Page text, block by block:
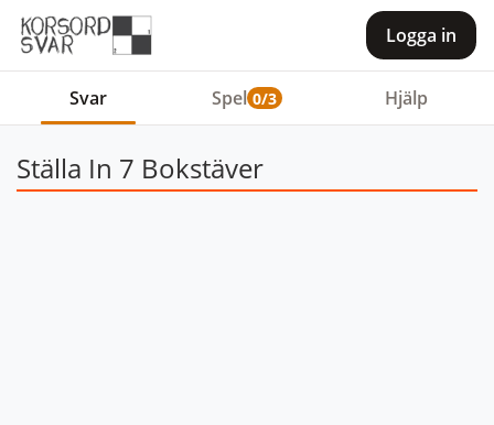
Logga in
Svar Spel 0/3 Hjälp
Ställa In 7 Bokstäver